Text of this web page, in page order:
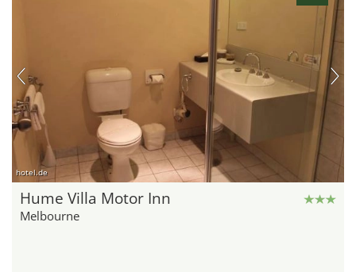
hotel.de
Hume Villa Motor Inn
Melbourne